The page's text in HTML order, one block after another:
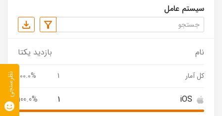
سیستم عامل
نام بازدید یکتا
کل آمار 1
100.0%
iOS
1
100.0%
نظرسنجی